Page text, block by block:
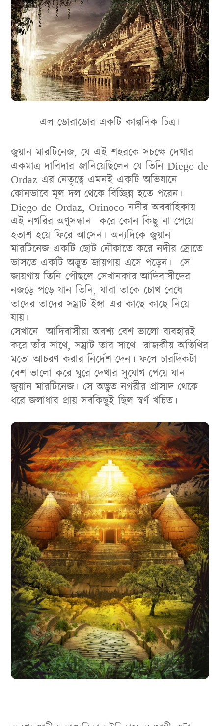
এল ডোরাডোর একটি কাল্পনিক চিত্র।
জুয়ান মারটিনেজ, যে এই শহরকে সচক্ষে দেখার
একমাত্র দাবিদার জানিয়েছিলেন যে তিনিDiego de
Ordaz এর নেতৃত্বে এমনই একটি অভিযানে
কোনভাবে মূল দল থেকে বিচ্ছিন্ন হতে পরেন।
Diego de Ordaz, Orinoco নদীর অববাহিকায়
এই নগরির অণুসন্ধান করে কোন কিছু না পেয়ে
হতাশ হয়ে ফিরে আসেন। অন্যদিকেজুয়ান
মারটিনেজ একটি ছোট নৌকাতে করে নদীর স্রোতে
ভাসতে একটি অদ্ভুত জায়গায় এসে পড়েন। সে
জায়গায় তিনি পৌছলে সেখানকার আদিবাসীদের
নজড়ে পড়ে যান তিনি, যারা তাকে চোখ বেধে
তাদের তাদের সম্রাট ইঙ্গা এর কাছে কাছে নিয়ে
যায়।
সেখানে আদিবাসীরা অবশ্য বেশ ভালো ব্যবহারই
করে তাঁর সাথে, সম্রাট তার সাথে রাজকীয় অতিথির
মতো আচরণ করার নির্দেশ দেন। ফলে চারদিকটা
বেশ ভালো করে ঘুরে দেখার সুযোগ পেয়ে যান
জুয়ান মারটিনেজ। সে অদ্ভুত নগরীর প্রাসাদ থেকে
ধরে জলাধার প্রায় সবকিছুই ছিল স্বর্ণ খচিত।